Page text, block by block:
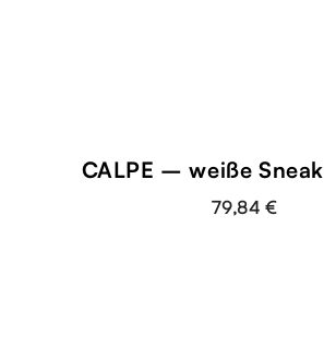
CALPE – weiße
79,84 €